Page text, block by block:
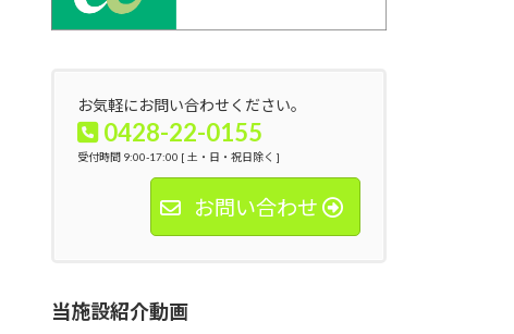
お気軽にお問い合わせください。
0428-22-0155
受付時間 9:00-17:00 [ 土・日・祝日除く ]
お問い合わせ
当施設紹介動画